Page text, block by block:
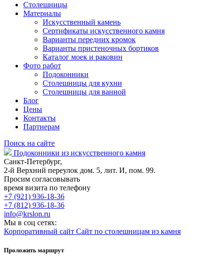
Столешницы
Материалы
Искусственный камень
Сертификаты искусственного камня
Варианты передних кромок
Варианты пристеночных бортиков
Каталог моек и раковин
Фото работ
Подоконники
Столешницы для кухни
Столешницы для ванной
Блог
Цены
Контакты
Партнерам
Поиск на сайте
Подоконники из искусственного камня
Санкт-Петербург,
2-й Верхний переулок дом. 5, лит. И, пом. 99.
Просим согласовывать
время визита по телефону
+7 (921) 936-18-36
+7 (812) 936-18-36
info@krslon.ru
Мы в соц сетях:
Корпоративный сайт Сайт по столешницам из камня
Проложить маршрут